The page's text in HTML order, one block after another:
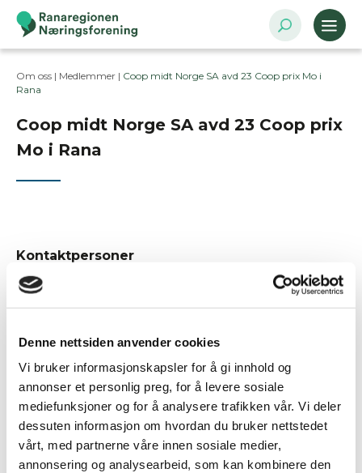
Denne nettsiden anvender cookies
Vi bruker informasjonskapsler for å gi innhold og
annonser et personlig preg, for å levere sosiale
mediefunksjoner og for å analysere trafikken vår. Vi deler
dessuten informasjon om hvordan du bruker nettstedet
vårt, med partnerne våre innen sosiale medier,
annonsering og analysearbeid, som kan kombinere den
Om oss | Medlemmer | Coop midt Norge SA avd 23 Coop prix Mo i
Rana
Coop midt Norge SA avd 23 Coop prix
Mo i Rana
Kontaktpersoner
Bransje
Varehandel
Nettside
www.amfi.no/amfi-mo-i-rana/butikker/coop-
prix-xl/